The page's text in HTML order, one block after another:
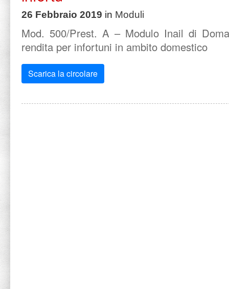
26 Febbraio 2019 in Moduli
Mod. 500/Prest. A – Modulo Inail di
rendita per infortuni in ambito domestico
Scarica la circolare